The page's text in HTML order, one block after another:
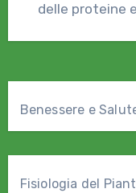
delle proteine
Benessere e
Fisiologia del